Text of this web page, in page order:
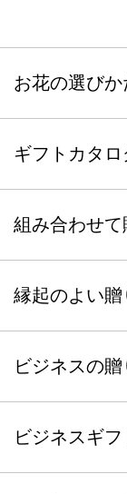
お花の選びか
ギフトカタ
組み合わせて
縁起のよい贈
ビジネスの
ビジネスギ